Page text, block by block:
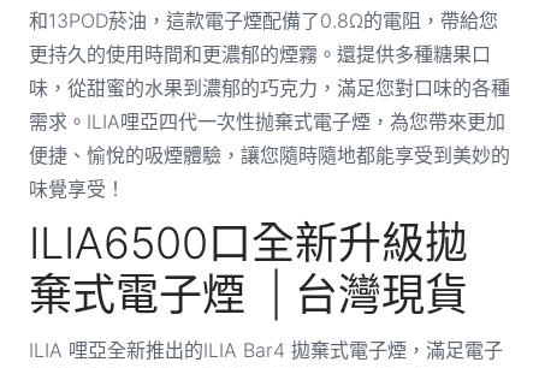
和13POD菸油，這款電子煙配備了0.8Ω的電阻，帶給您
更持久的使用時間和更濃郁的煙霧。還提供多種糖果口
味，從甜蜜的水果到濃郁的巧克力，滿足您對口味的各種
需求。ILIA哩亞四代一次性抛棄式電子煙，為您帶來更加
便捷、愉悅的吸煙體驗，讓您隨時隨地都能享受到美妙的
味覺享受！
ILIA6500口全新升級拋
棄式電子煙 | 台灣現貨
ILIA 哩亞全新推出的ILIA Bar4 拋棄式電子煙，滿足電子